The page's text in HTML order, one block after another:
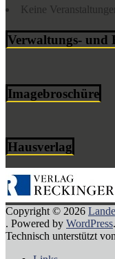
Keine
Verwaltungs- und
Imagebroschüre
Hausverlag
Copyright © 2026
. Powered by WordPress
Technisch unterstützt von